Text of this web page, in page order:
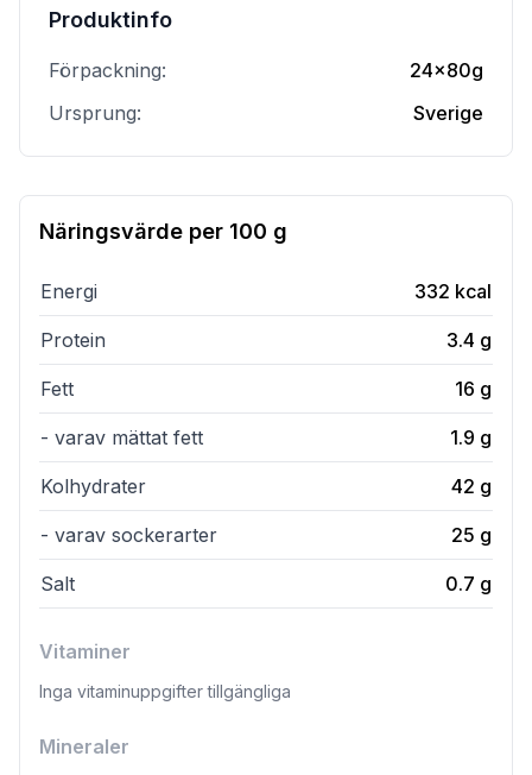
Produktinfo
Förpackning:
24x80g
Ursprung:
Sverige
Näringsvärde per 100 g
Energi 332 kcal
Protein 3.4 g
Fett 16 g
- varav mättat fett 1.9 g
Kolhydrater 42 g
- varav sockerarter 25 g
Salt 0.7 g
Vitaminer
Inga vitaminuppgifter tillgängliga
Mineraler